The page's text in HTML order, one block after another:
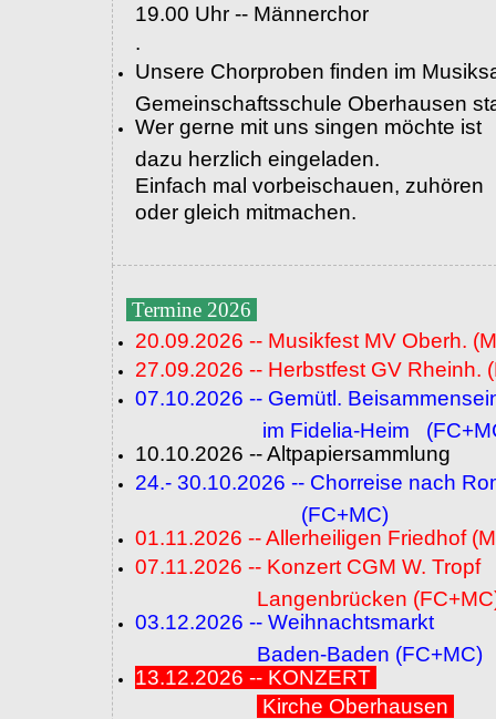
19.00 Uhr -- Männerchor
.
Unsere Chorproben finden im
Gemeinschaftsschule Oberhausen
Wer gerne mit uns singen möchte ist
dazu herzlich eingeladen.
Einfach mal vorbeischauen, zuhören
oder gleich mitmachen.
Termine 2026
20.09.2026 -- Musikfest MV Oberh.
27.09.2026 -- Herbstfest GV Rheinh.
07.10.2026 -- Gemütl.
im Fidelia-Heim
10.10.2026 -- Altpapiersammlung
24.- 30.10.2026 -- Chorreise nach
(FC+MC)
01.11.2026 -- Allerheiligen Friedhof
07.11.2026 -- Konzert CGM W. Tropf
Langenbrücken
03.12.2026 -- Weihnachtsmarkt
Baden-Baden (FC+MC)
13.12.2026 -- KONZERT
Kirche Oberhausen